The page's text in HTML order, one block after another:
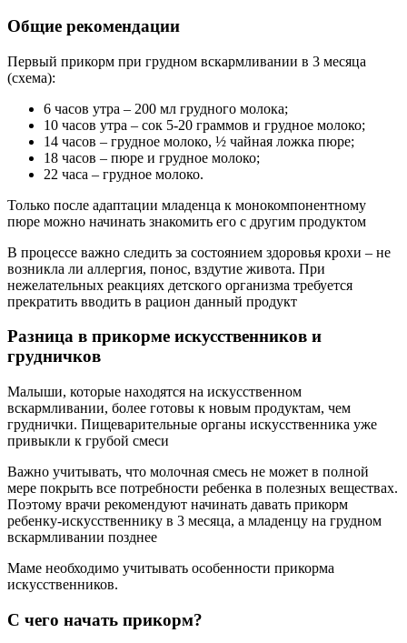
Общие рекомендации
Первый прикорм при грудном вскармливании в 3 месяца
(схема):
6 часов утра – 200 мл грудного молока;
10 часов утра – сок 5-20 граммов и грудное молоко;
14 часов – грудное молоко, ½ чайная ложка пюре;
18 часов – пюре и грудное молоко;
22 часа – грудное молоко.
Только после адаптации младенца к монокомпонентному
пюре можно начинать знакомить его с другим продуктом
В процессе важно следить за состоянием здоровья крохи – не
возникла ли аллергия, понос, вздутие живота. При
нежелательных реакциях детского организма требуется
прекратить вводить в рацион данный продукт
Разница в прикорме искусственников и
грудничков
Малыши, которые находятся на искусственном
вскармливании, более готовы к новым продуктам, чем
груднички. Пищеварительные органы искусственника уже
привыкли к грубой смеси
Важно учитывать, что молочная смесь не может в полной
мере покрыть все потребности ребенка в полезных веществах.
Поэтому врачи рекомендуют начинать давать прикорм
ребенку-искусственнику в 3 месяца, а младенцу на грудном
вскармливании позднее
Маме необходимо учитывать особенности прикорма
искусственников.
С чего начать прикорм?